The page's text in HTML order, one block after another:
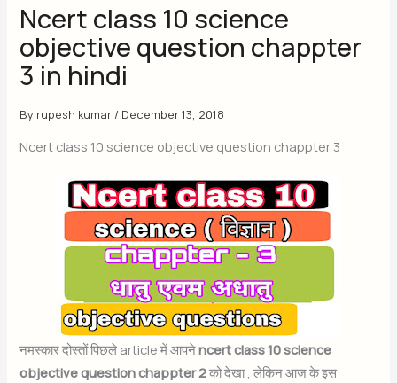
Ncert class 10 science
objective question chappter
3 in hindi
By rupesh kumar / December 13, 2018
Ncert class 10 science objective question chappter 3
नमस्कार दोस्तों पिछले article में आपनेncert class 10 science
objective question chappter 2को देखा , लेकिन आज के इस